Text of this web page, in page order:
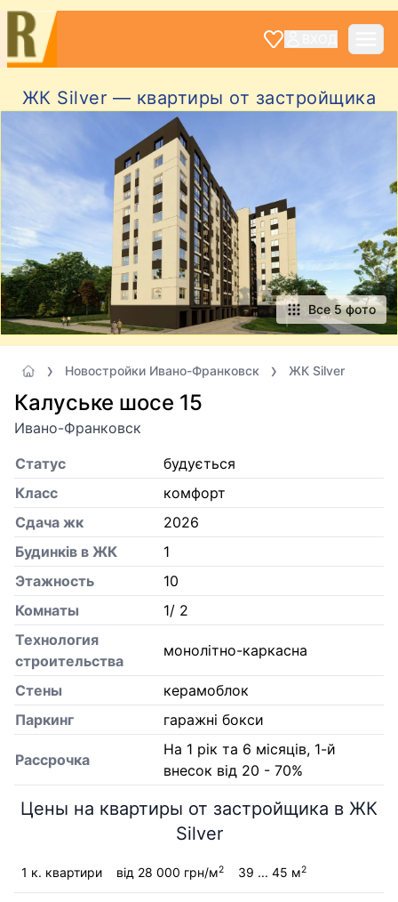
ЖК Silver — квартиры от застройщика
Все 5 фото
Новостройки Ивано-Франковск ЖК Silver
Калуське шосе 15
Ивано-Франковск
Статус
будується
Класс
комфорт
Сдача жк
2026
Будинків в ЖК
1
Этажность
10
Комнаты
1/ 2
Технология
строительства
монолітно-каркасна
Стены
керамоблок
Паркинг
гаражні бокси
Рассрочка
На 1 рік та 6 місяців, 1-й
внесок від 20 - 70%
Цены на квартиры от застройщика в ЖК
Silver
1 к. квартири від 28 000 грн/м2 39 ... 45 м2